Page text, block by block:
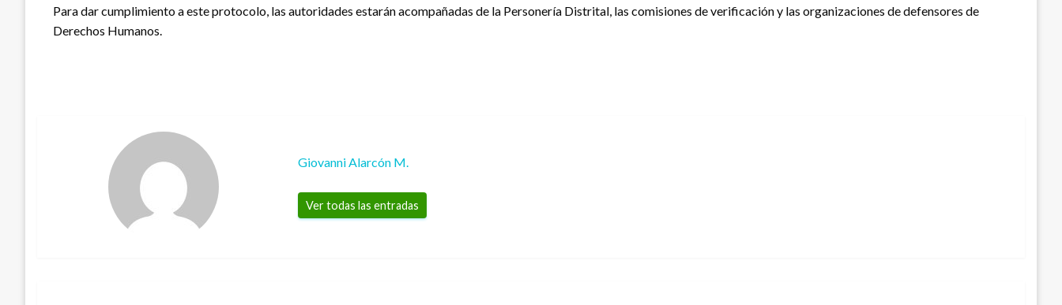
Para dar cumplimiento a este protocolo, las autoridades estarán acompañadas de la Personería Distrital, las comisiones de verificación y las organizaciones de defensores de
Derechos Humanos.
Giovanni Alarcón M.
Ver todas las entradas